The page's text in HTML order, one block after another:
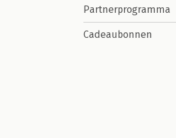
Partnerprogramma
Cadeaubonnen